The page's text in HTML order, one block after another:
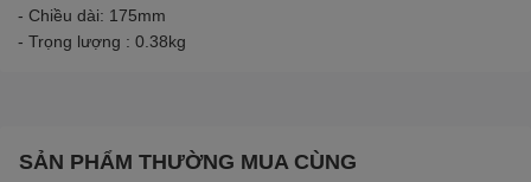
- Chiều dài: 175mm
- Trọng lượng : 0.38kg
SẢN PHẨM THƯỜNG MUA CÙNG